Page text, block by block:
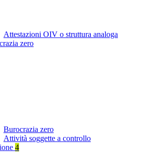
Attestazioni OIV o struttura analoga
zero
Burocrazia zero
Attività soggette a controllo
4